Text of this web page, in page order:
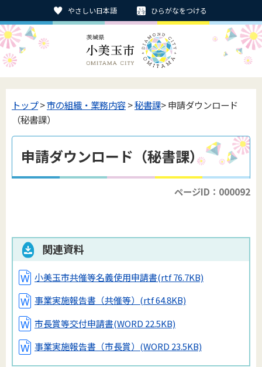
やさしい日本語 ひらがなをつける
トップ>市の組織・業務内容>秘書課> 申請ダウンロード
（秘書課）
申請ダウンロード（秘書課）
ページID：000092
関連資料
小美玉市共催等名義使用申請書(rtf 76.7KB)
事業実施報告書（共催等） (rtf 64.8KB)
市長賞等交付申請書(WORD 22.5KB)
事業実施報告書（市長賞） (WORD 23.5KB)